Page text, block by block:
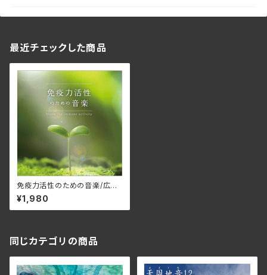
最近チェックした商品
免疫力活性のための音楽/広橋
真紀子 DLMF-3914(仕様:C
D)
¥1,980
同じカテゴリの商品